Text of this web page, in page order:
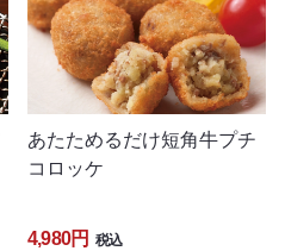
あたためるだけ短角牛プチ
コロッケ
4,980円 税込